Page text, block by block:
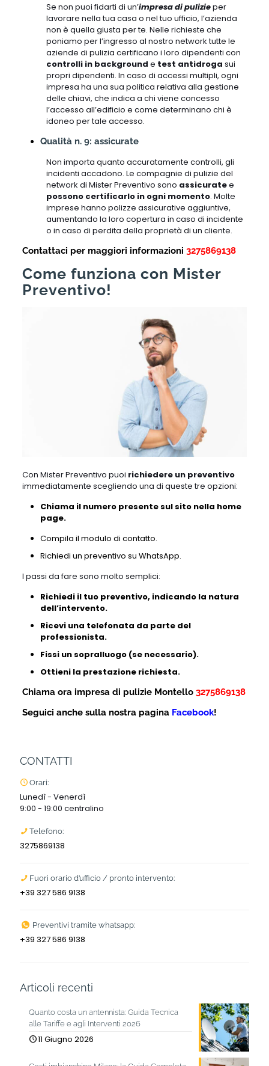
Se non puoi fidarti di un’impresa di pulizieper
lavorare nella tua casa o nel tuo ufficio, l’azienda
non è quella giusta per te. Nelle richieste che
poniamo per l’ingresso al nostro network tutte le
aziende di pulizia certificano i loro dipendenti con
controlli in background e test antidroga sui
propri dipendenti. In caso di accessi multipli, ogni
impresa ha una sua politica relativa alla gestione
delle chiavi, che indica a chi viene concesso
l’accesso all’edificio e come determinano chi è
idoneo per tale accesso.
Qualità n. 9: assicurate
Non importa quanto accuratamente controlli, gli
incidenti accadono. Le compagnie di pulizie del
network di Mister Preventivo sono assicuratee
possono certificarlo in ogni momento. Molte
imprese hanno polizze assicurative aggiuntive,
aumentando la loro copertura in caso di incidente
o in caso di perdita della proprietà di un cliente.
Contattaci per maggiori informazioni 3275869138
Come funziona con Mister
Preventivo!
Con Mister Preventivo puoi richiedere un preventivo
immediatamente scegliendo una di queste tre opzioni:
Chiama il numero presente sul sito nella home
page.
Compila il modulo di contatto.
Richiedi un preventivo su WhatsApp.
I passi da fare sono molto semplici:
Richiedi il tuo preventivo, indicando la natura
dell’intervento.
Ricevi una telefonata da parte del
professionista.
Fissi un sopralluogo (se necessario).
Ottieni la prestazione richiesta.
Chiama ora impresa di pulizie Montello 3275869138
Seguici anche sulla nostra pagina Facebook!
CONTATTI
Orari:
Lunedì - Venerdì
9:00 - 19:00 centralino
Telefono:
3275869138
Fuori orario d’ufficio / pronto intervento:
+39 327 586 9138
Preventivi tramite whatsapp:
+39 327 586 9138
Articoli recenti
Quanto costa un antennista: Guida Tecnica
alle Tariffe e agli Interventi 2026
11 Giugno 2026